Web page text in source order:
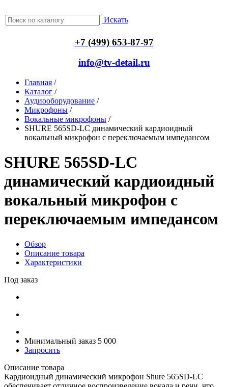
Искать
+7 (499) 653-87-97
info@tv-detail.ru
Главная /
Каталог /
Аудиооборудование /
Микрофоны /
Вокальные микрофоны /
SHURE 565SD-LC динамический кардиоидный
вокальный микрофон с переключаемым импедансом
SHURE 565SD-LC
динамический кардиоидный
вокальный микрофон с
переключаемым импедансом
Обзор
Описание товара
Характеристики
Под заказ
Минимальный заказ 5 000
Запросить
Описание товара
Кардиоидный динамический микрофон Shure 565SD-LC